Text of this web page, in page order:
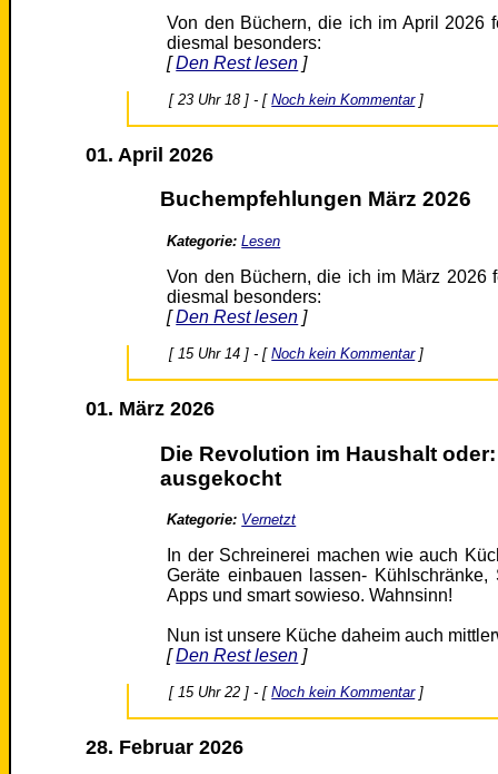
Von den Büchern, die ich im April 2026
diesmal besonders:
[Den Rest lesen ]
[ 23 Uhr 18 ] - [Noch kein Kommentar]
01. April 2026
Buchempfehlungen März 2026
Kategorie: Lesen
Von den Büchern, die ich im März 2026
diesmal besonders:
[Den Rest lesen ]
[ 15 Uhr 14 ] - [Noch kein Kommentar]
01. März 2026
Die Revolution im Haushalt
ausgekocht
Kategorie: Vernetzt
In der Schreinerei machen wie auch
Geräte einbauen lassen-
Apps und smart sowieso. Wahnsinn!
Nun ist unsere Küche daheim auch
[Den Rest lesen ]
[ 15 Uhr 22 ] - [Noch kein Kommentar]
28. Februar 2026